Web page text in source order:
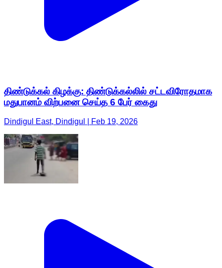
திண்டுக்கல் கிழக்கு: திண்டுக்கல்லில் சட்டவிரோதமாக
மதுபானம் விற்பனை செய்த 6 பேர் கைது
Dindigul East, Dindigul | Feb 19, 2026